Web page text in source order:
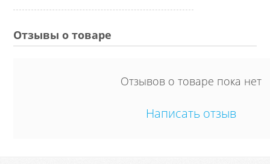
Отзывы о товаре
Отзывов о товаре пока нет
Написать отзыв